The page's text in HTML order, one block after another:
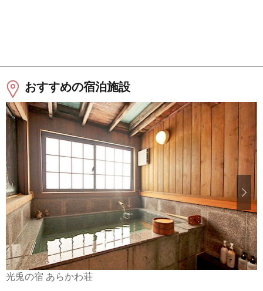
おすすめの宿泊施設
光兎の宿 あらかわ荘